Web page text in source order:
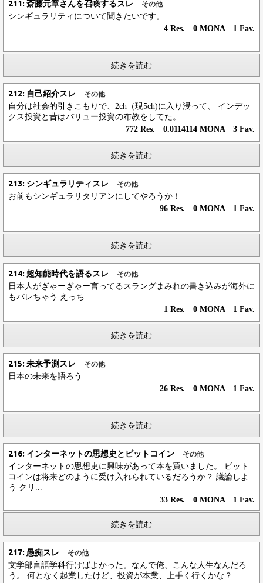
211: 斎藤元章さんを召喚するスレ その他
シンギュラリティについて聞きたいです。
4 Res. 0 MONA 1 Fav.
続きを読む
212: 自己紹介スレ その他
自分は社会的引きこもりで、2ch（現5ch)に入り浸って、 インデッ
クス投資と昔はバリュー投資の布教をしてた。
772 Res. 0.0114114 MONA 3 Fav.
続きを読む
213: シンギュラリティスレ その他
お前もシンギュラリタリアンにしてやろうか！
96 Res. 0 MONA 1 Fav.
続きを読む
214: 超知能時代を語るスレ その他
日本人がぎゃーぎゃー言ってるスラングまみれの書き込みが海外に
もバレちゃう えっち
1 Res. 0 MONA 1 Fav.
続きを読む
215: 未来予測スレ その他
日本の未来を語ろう
26 Res. 0 MONA 1 Fav.
続きを読む
216: インターネットの思想史とビットコイン その他
インターネットの思想史に興味があって本を買いました。 ビット
コインは将来どのように受け入れられているだろうか？ 議論しよ
う クリ...
33 Res. 0 MONA 1 Fav.
続きを読む
217: 愚痴スレ その他
文学部言語学科行けばよかった。なんで俺、こんな人生なんだろ
う。 何となく起業したけど、投資が本業、上手く行くかな？